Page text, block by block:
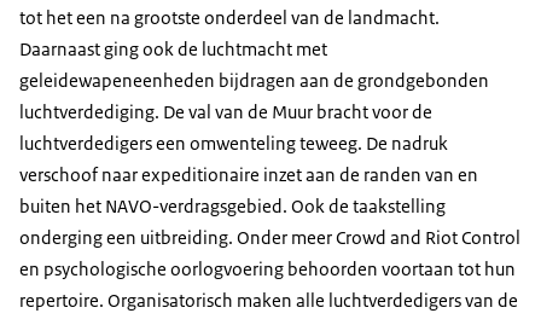
tot het een na grootste onderdeel van de landmacht.
Daarnaast ging ook de luchtmacht met
geleidewapeneenheden bijdragen aan de grondgebonden
luchtverdediging. De val van de Muur bracht voor de
luchtverdedigers een omwenteling teweeg. De nadruk
verschoof naar expeditionaire inzet aan de randen van en
buiten het NAVO-verdragsgebied. Ook de taakstelling
onderging een uitbreiding. Onder meerCrowd and Riot Control
en psychologische oorlogvoering behoorden voortaan tot hun
repertoire. Organisatorisch maken alle luchtverdedigers van de